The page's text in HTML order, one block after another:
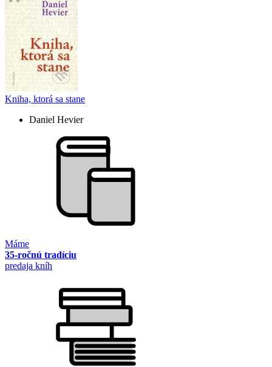
Kniha, ktorá sa stane
Daniel Hevier
Máme
35-ročnú tradíciu
predaja kníh